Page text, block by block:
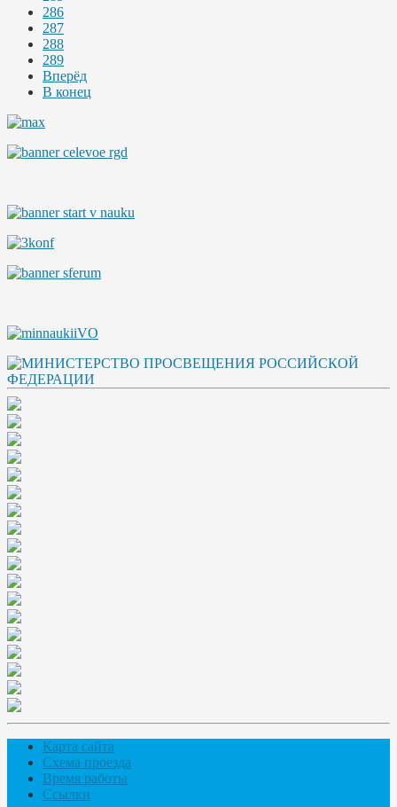
286
287
288
289
Вперёд
В конец
Карта сайта
Схема проезда
Время работы
Ссылки